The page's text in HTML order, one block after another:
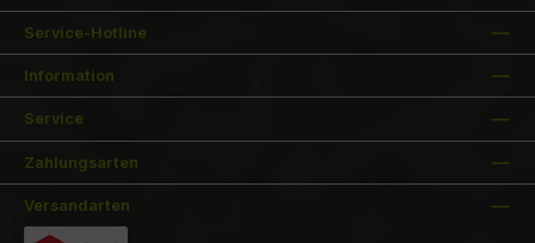
Service-Hotline
Information
Service
Zahlungsarten
Versandarten